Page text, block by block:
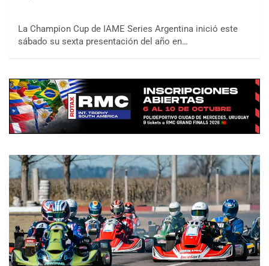
La Champion Cup de IAME Series Argentina inició este
sábado su sexta presentación del año en…